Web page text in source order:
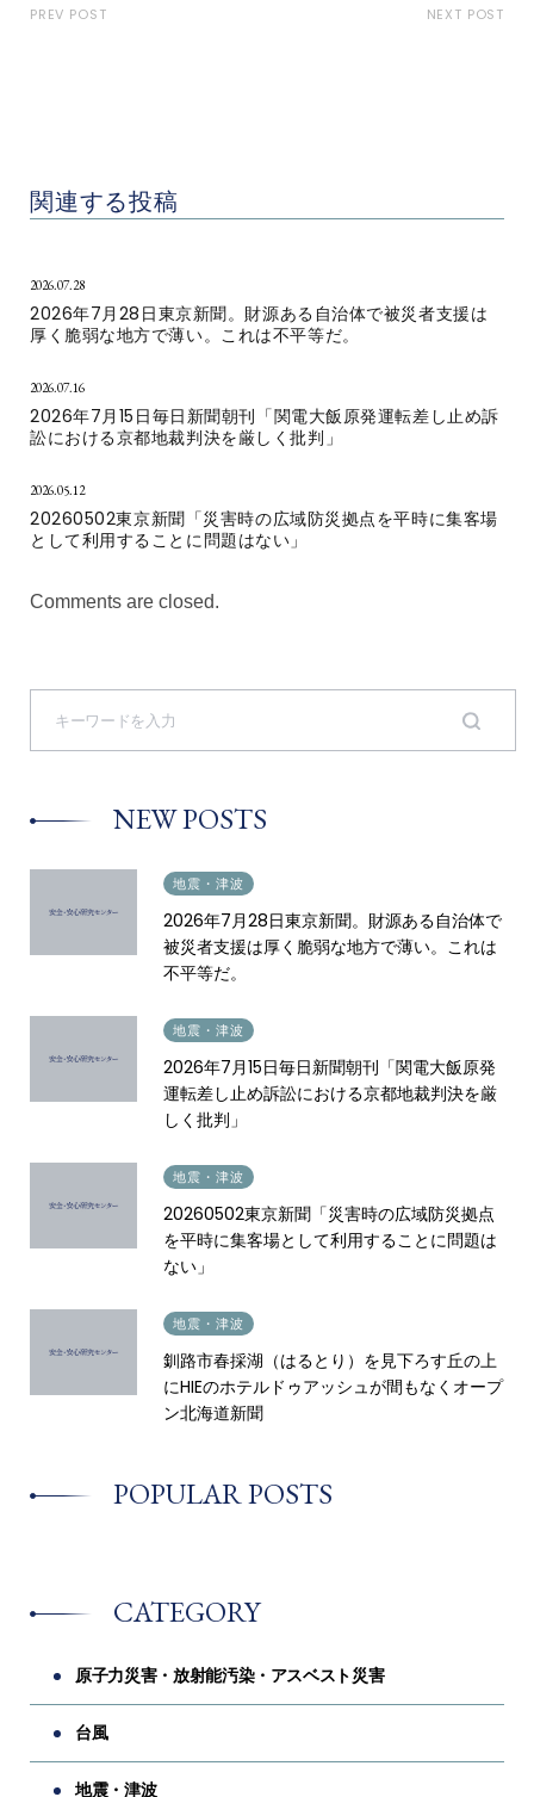
PREV POST NEXT POST
関連する投稿
2026.07.28
2026年7月28日東京新聞。財源ある自治体で被災者支援は
厚く脆弱な地方で薄い。これは不平等だ。
2026.07.16
2026年7月15日毎日新聞朝刊「関電大飯原発運転差し止め訴
訟における京都地裁判決を厳しく批判」
2026.05.12
20260502東京新聞「災害時の広域防災拠点を平時に集客場
として利用することに問題はない」
Comments are closed.
S
r
o
:
NEW POSTS
地震・津波
2026年7月28日東京新聞。財源ある自治体で
被災者支援は厚く脆弱な地方で薄い。これは
不平等だ。
地震・津波
2026年7月15日毎日新聞朝刊「関電大飯原発
運転差し止め訴訟における京都地裁判決を厳
しく批判」
地震・津波
20260502東京新聞「災害時の広域防災拠点
を平時に集客場として利用することに問題は
ない」
地震・津波
釧路市春採湖（はるとり）を見下ろす丘の上
にHIEのホテルドゥアッシュが間もなくオープ
ン北海道新聞
POPULAR POSTS
CATEGORY
原子力災害・放射能汚染・アスベスト災害
台風
地震・津波